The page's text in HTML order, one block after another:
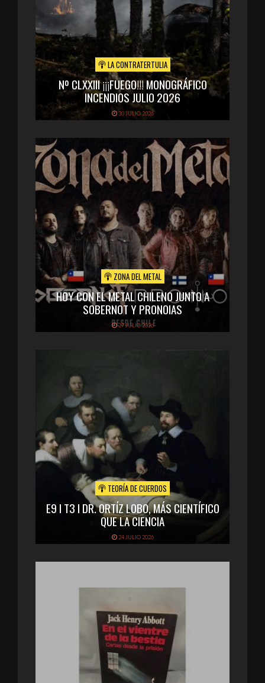
LA CONTRATERTULIA
Nº CLXXIII ¡¡¡FUEGO!!! MONOGRÁFICO
INCENDIOS JULIO 2026
30 JULIO 2026
ZONA DEL METAL
HOY CON EL METAL CHILENO JUNTO A
SOBERNOT Y PRONOIAS
27 JULIO 2026
TEORÍA DE CUERDOS
E9 I T3 I DR. ORTÍZ LOBO, MÁS CIENTÍFICO
QUE LA CIENCIA
24 JULIO 2026